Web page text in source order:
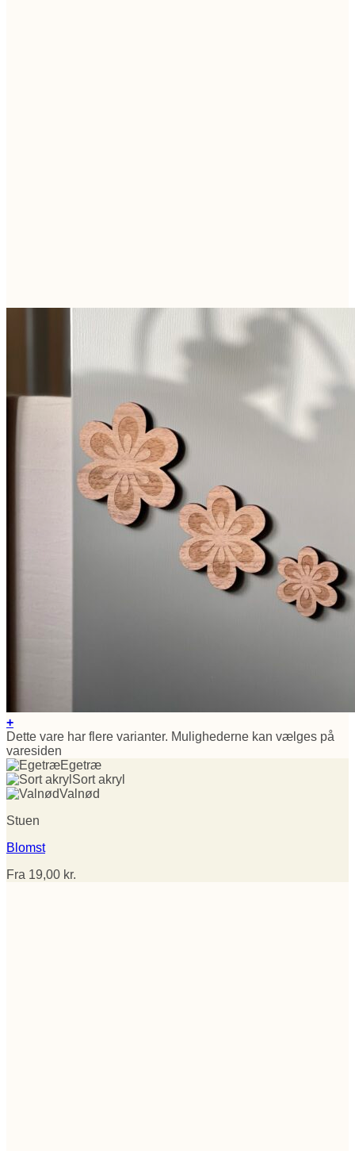
+
Dette vare har flere varianter. Mulighederne kan vælges på
varesiden
Egetræ
Sort akryl
Valnød
Stuen
Blomst
Fra 19,00 kr.